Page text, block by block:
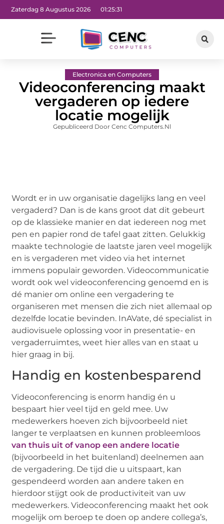
Zaterdag 8 Augustus 2026 01:25:33
Electronica en Computers
Videoconferencing maakt
vergaderen op iedere
locatie mogelijk
Gepubliceerd Door Cenc Computers.nl
Wordt er in uw organisatie dagelijks lang en veel
vergaderd? Dan is de kans groot dat dit gebeurt
op de klassieke manier en dat iedereen nog met
pen en papier rond de tafel gaat zitten. Gelukkig
maakte technologie de laatste jaren veel mogelijk
en is vergaderen met video via het internet
immens populair geworden. Videocommunicatie
wordt ook wel videoconferencing genoemd en is
dé manier om online een vergadering te
organiseren met mensen die zich niet allemaal op
dezelfde locatie bevinden. InAVate, dé specialist in
audiovisuele oplossing voor in presentatie- en
vergaderruimtes, weet hier alles van en staat u
hier graag in bij.
Handig en kostenbesparend
Videoconferencing is enorm handig én u
bespaart hier veel tijd en geld mee. Uw
medewerkers hoeven zich bijvoorbeeld niet
langer te verplaatsen en kunnen probleemloos
van thuis uit of vanop een andere locatie
(bijvoorbeeld in het buitenland) deelnemen aan
de vergadering. De tijd die u uitspaart, kan
gespendeerd worden aan andere taken en
hierdoor stijgt ook de productiviteit van uw
medewerkers. Videoconferencing maakt het ook
mogelijk om beroep te doen op andere collega’s,